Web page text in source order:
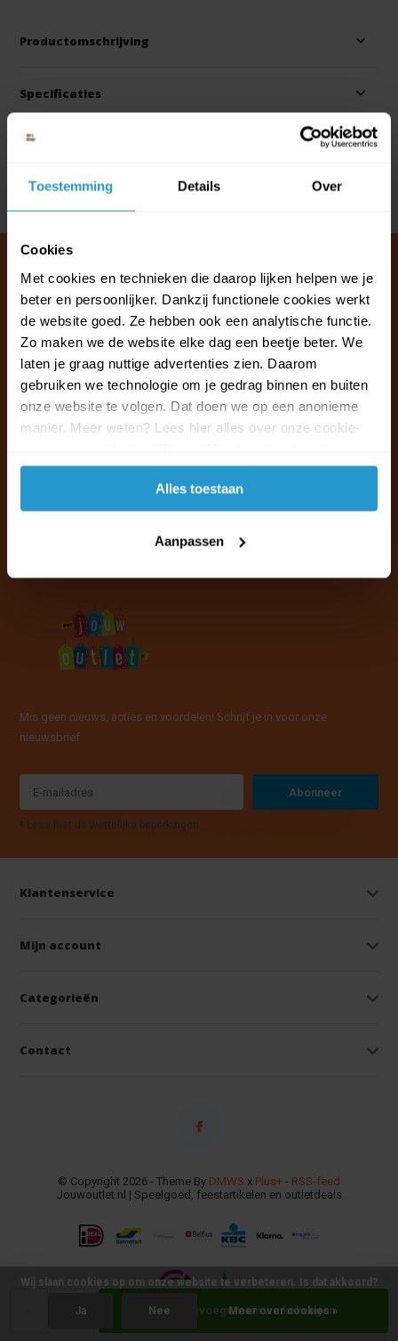
Toestemming Details Over
Cookies
Met cookies en technieken die daarop lijken helpen we je
beter en persoonlijker. Dankzij functionele cookies werkt
de website goed. Ze hebben ook een analytische functie.
Zo maken we de website elke dag een beetje beter. We
laten je graag nuttige advertenties zien. Daarom
gebruiken we technologie om je gedrag binnen en buiten
onze website te volgen. Dat doen we op een anonieme
manier. Meer weten? Lees hier alles over onze cookie-
accepteren.
Alles toestaan
Aanpassen
+ Toevoegen aan winkelwagen
Productomschrijving
Specificaties
Reviews
Klantenservice & FAQ
Wij staan voor u klaar.
Ma t/m vr van 09:30 - 16:00 telefonisch
+31 (0)13 785 62 41
Naar de klantenservice & FAQ
Mis geen nieuws, acties en voordelen! Schrijf je in voor onze
nieuwsbrief
Abonneer
* Lees hier de wettelijke beperkingen
Klantenservice
Mijn account
Categorieën
Contact
© Copyright 2026 - Theme By DMWS x Plus+ - RSS-feed
Jouwoutlet.nl | Speelgoed, feestartikelen en outletdeals
Wij slaan cookies op om onze website te verbeteren. Is dat akkoord?
Ja Nee Meer over cookies »